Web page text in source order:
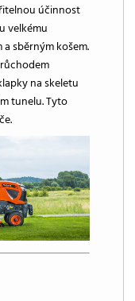
účinnost
velkému
sběrným košem.
na skeletu
tunelu. Tyto